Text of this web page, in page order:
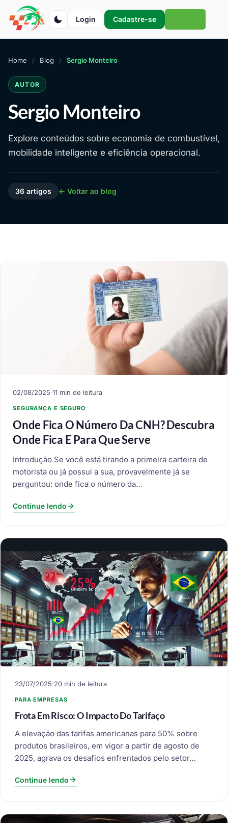
Login Cadastre-se
Home Blog Sergio Monteiro
AUTOR
Sergio Monteiro
Explore conteúdos sobre economia de combustível,
mobilidade inteligente e eficiência operacional.
36 artigos ← Voltar ao blog
02/08/2025·11 min de leitura
SEGURANÇA E SEGURO
Onde Fica O Número Da CNH? Descubra
Onde Fica E Para Que Serve
Introdução Se você está tirando a primeira carteira de
motorista ou já possui a sua, provavelmente já se
perguntou: onde fica o número da…
Continue lendo
23/07/2025·20 min de leitura
PARA EMPRESAS
Frota Em Risco: O Impacto Do Tarifaço
A elevação das tarifas americanas para 50% sobre
produtos brasileiros, em vigor a partir de agosto de
2025, agrava os desafios enfrentados pelo setor…
Continue lendo